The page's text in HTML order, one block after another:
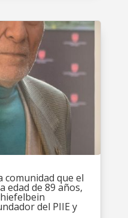
comunidad que el
edad de 89 años,
del PIIE y